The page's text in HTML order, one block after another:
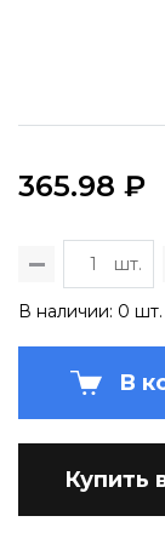
365.98 ₽
шт.
В наличии: 0 шт.
В
Купить